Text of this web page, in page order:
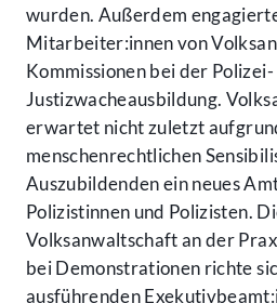
wurden. Außerdem
Mitarbeiter:innen von
Kommissionen bei der Polizei-
Justizwacheausbildung.
erwartet nicht zuletzt
menschenrechtlichen
Auszubildenden ein neues
Polizistinnen und Polizisten.
Volksanwaltschaft an der
bei Demonstrationen richte
ausführenden